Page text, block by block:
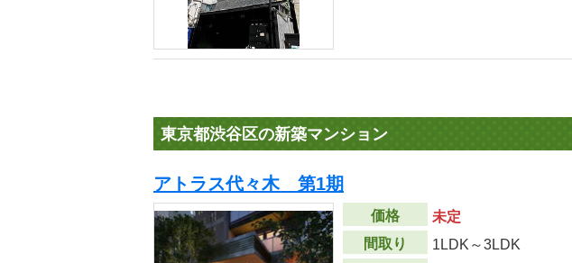
東京都渋谷区の新築マンション
アトラス代々木 第1期
価格
未定
間取り
1LDK～3LDK